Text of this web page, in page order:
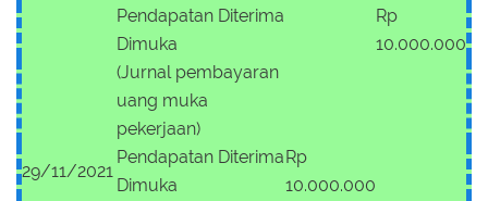
Pendapatan Diterima
Dimuka
Rp
10.000.000
(Jurnal pembayaran
uang muka
pekerjaan)
29/11/2021
Pendapatan Diterima
Dimuka
Rp
10.000.000